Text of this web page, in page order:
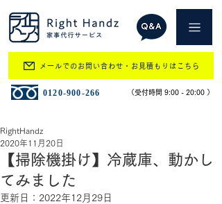
​0120-900-266 ​（受付時間 9:00 - 20:00 ）
メールでのお問い合わせ・お見積もりはこちら
【掃除機掛け】冷蔵庫、動かし
てみました
RightHandz
2020年11月20日
更新日： 2022年12月29日